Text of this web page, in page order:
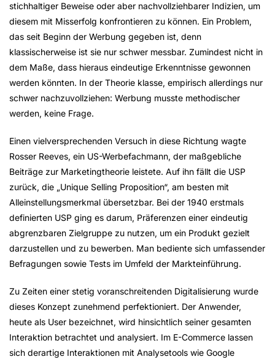
stichhaltiger Beweise oder aber nachvollziehbarer Indizien, um
diesem mit Misserfolg konfrontieren zu können. Ein Problem,
das seit Beginn der Werbung gegeben ist, denn
klassischerweise ist sie nur schwer messbar. Zumindest nicht in
dem Maße, dass hieraus eindeutige Erkenntnisse gewonnen
werden könnten. In der Theorie klasse, empirisch allerdings nur
schwer nachzuvollziehen: Werbung musste methodischer
werden, keine Frage.
Einen vielversprechenden Versuch in diese Richtung wagte
Rosser Reeves, ein US-Werbefachmann, der maßgebliche
Beiträge zur Marketingtheorie leistete. Auf ihn fällt die USP
zurück, die „Unique Selling Proposition“, am besten mit
Alleinstellungsmerkmal übersetzbar. Bei der 1940 erstmals
definierten USP ging es darum, Präferenzen einer eindeutig
abgrenzbaren Zielgruppe zu nutzen, um ein Produkt gezielt
darzustellen und zu bewerben. Man bediente sich umfassender
Befragungen sowie Tests im Umfeld der Markteinführung.
Zu Zeiten einer stetig voranschreitenden Digitalisierung wurde
dieses Konzept zunehmend perfektioniert. Der Anwender,
heute als User bezeichnet, wird hinsichtlich seiner gesamten
Interaktion betrachtet und analysiert. Im E-Commerce lassen
sich derartige Interaktionen mit Analysetools wie Google